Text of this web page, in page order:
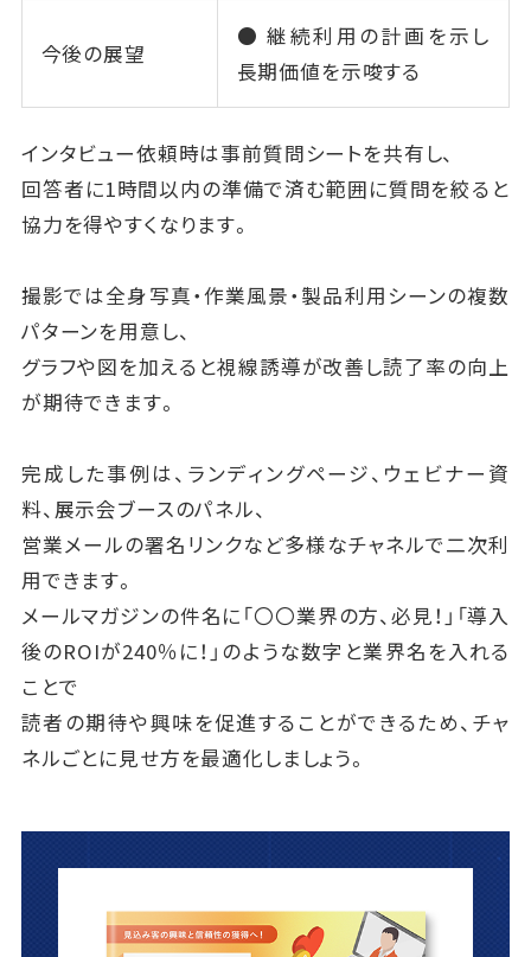
今後の展望
● 継続利用の計画を示し
長期価値を示唆する
インタビュー依頼時は事前質問シートを共有し、
回答者に1時間以内の準備で済む範囲に質問を絞ると
協力を得やすくなります。
撮影では全身写真・作業風景・製品利用シーンの複数
パターンを用意し、
グラフや図を加えると視線誘導が改善し読了率の向上
が期待できます。
完成した事例は、ランディングページ、ウェビナー資
料、展示会ブースのパネル、
営業メールの署名リンクなど多様なチャネルで二次利
用できます。
メールマガジンの件名に「〇〇業界の方、必見！」「導入
後のROIが240％に！」のような数字と業界名を入れる
ことで
読者の期待や興味を促進することができるため、チャ
ネルごとに見せ方を最適化しましょう。